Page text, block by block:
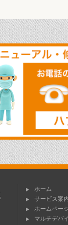
ホーム
サービス案
ホームペー
マルチデバ